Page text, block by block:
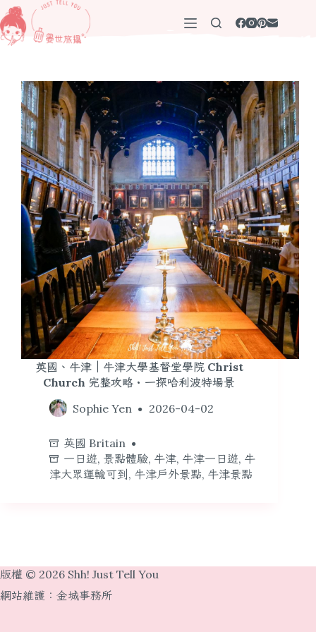
跳
至
主
英國、牛津｜牛津大學基督堂學院 Christ
Church 完整攻略・一探哈利波特場景
Sophie Yen
2026-04-02
英國 Britain
一日遊, 景點體驗, 牛津, 牛津一日遊, 牛
津大眾運輸可到 , 牛津戶外景點, 牛津景點
版權 © 2026 Shh! Just Tell You
網站維護： 金城事務所